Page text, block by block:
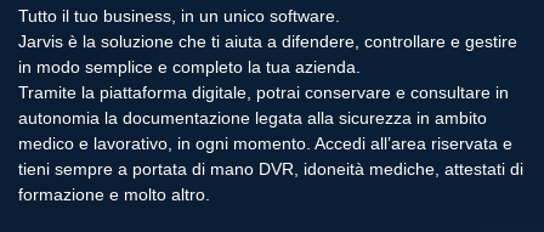
Tutto il tuo business, in un unico software.
Jarvis è la soluzione che ti aiuta a difendere, controllare e gestire
in modo semplice e completo la tua azienda.
Tramite la piattaforma digitale, potrai conservare e consultare in
autonomia la documentazione legata alla sicurezza in ambito
medico e lavorativo, in ogni momento. Accedi all’area riservata e
tieni sempre a portata di mano DVR, idoneità mediche, attestati di
formazione e molto altro.